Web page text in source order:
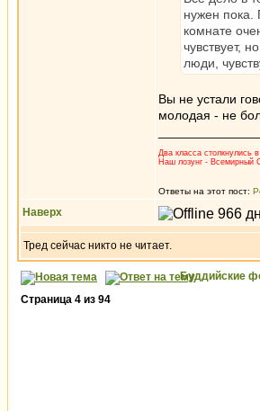
нужен пока.
комнате
чувствует,
люди,
Вы не устали
молодая - не
Два класса столкнулись
Наш лозунг - Всемирный
Ответы на этот пост:
Наверх
Тред сейчас никто не читает.
Буддийские
Страница 4 из 94